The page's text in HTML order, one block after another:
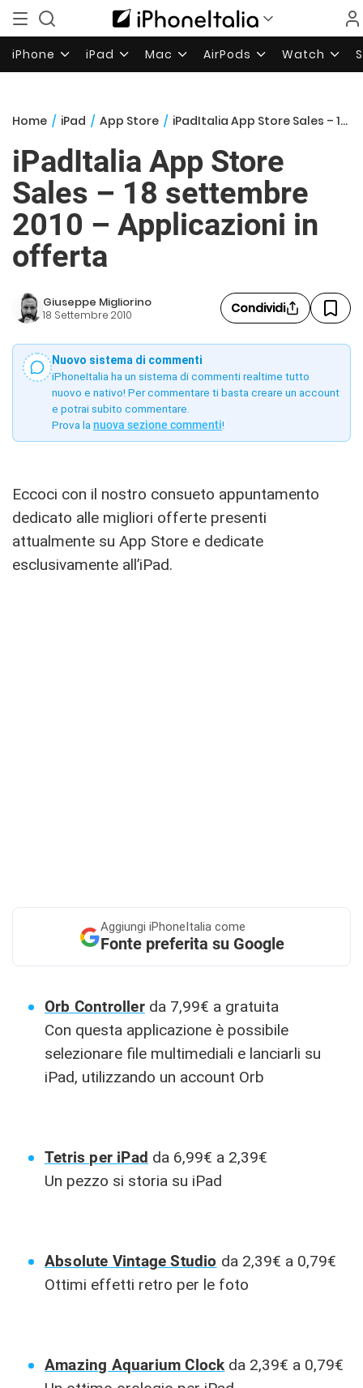
iPhone iPad Mac AirPods Watch
Home / iPad / App Store / iPadItalia App Store Sales – 18 settembre 2010 – Applicazioni in offerta
iPadItalia App Store
Sales – 18 settembre
2010 – Applicazioni in
offerta
Giuseppe Migliorino
18 Settembre 2010 Condividi
Nuovo sistema di commenti
iPhoneItalia ha un sistema di commenti realtime tutto
nuovo e nativo! Per commentare ti basta creare un account
e potrai subito commentare.
Prova la nuova sezione commenti!
Eccoci con il nostro consueto appuntamento
dedicato alle migliori offerte presenti
attualmente su App Store e dedicate
esclusivamente all’iPad.
Aggiungi iPhoneItalia come
Fonte preferita su Google
Orb Controllerda 7,99€ a gratuita
Con questa applicazione è possibile
selezionare file multimediali e lanciarli su
iPad, utilizzando un account Orb
Tetris per iPad da 6,99€ a 2,39€
Un pezzo si storia su iPad
Absolute Vintage Studio da 2,39€ a 0,79€
Ottimi effetti retro per le foto
Amazing Aquarium Clock da 2,39€ a 0,79€